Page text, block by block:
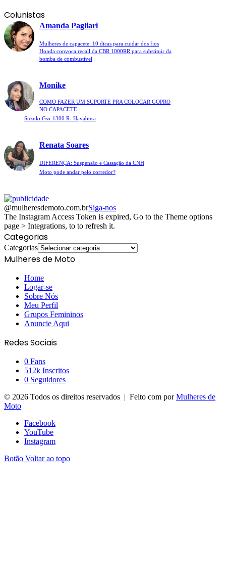
Colunistas
Amanda Pagliari
Mulheres de capacete: 10 dicas para cuidar dos fios
Honda convoca recall da CBR 1000RR para substituir da
bomba de combustível
Monike
COMO FAZER UM SUPORTE PRA COLOCAR GOPRO
NO CAPACETE
Suzuki Gsx 1300 R- Hayabusa
Renata Soares
DIFERENÇA: Suspensão e Cassação da CNH
Moto pode andar pelo corredor?
@mulheresdemoto.com.brSiga-nos
The Instagram Access Token is expired, Go to the Theme options
page > Integrations, to to refresh it.
Categorias
Categorias
Mulheres de Moto
Home
Logar-se
Sobre Nós
Meu Perfil
Grupos Femininos
Anuncie Aqui
Redes Sociais
0 Fans
512k Inscritos
0 Seguidores
© 2026 Todos os direitos reservados | Feito com porMulheres de
Moto
Facebook
YouTube
Instagram
Botão Voltar ao topo